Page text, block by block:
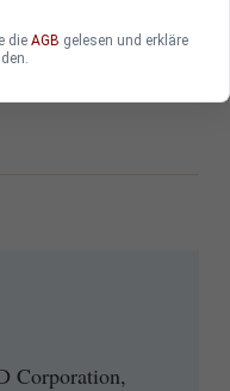
Corporation,
die AGB gelesen und erkläre